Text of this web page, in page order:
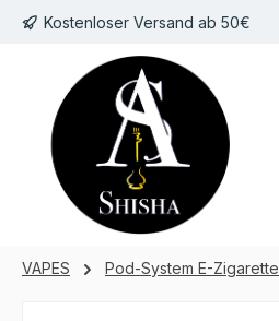
Hauptinhalt springen
Zur Suche springen
Zur Hauptnavigation springen
Kostenloser Versand ab 50€
VAPES Pod-System E-Zigarette